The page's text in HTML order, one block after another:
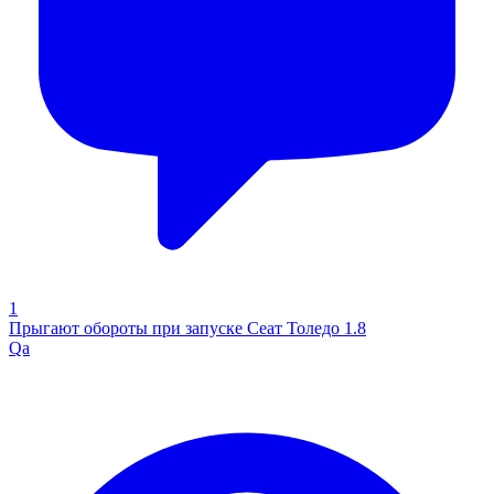
1
Прыгают обороты при запуске Сеат Толедо 1.8
Qa